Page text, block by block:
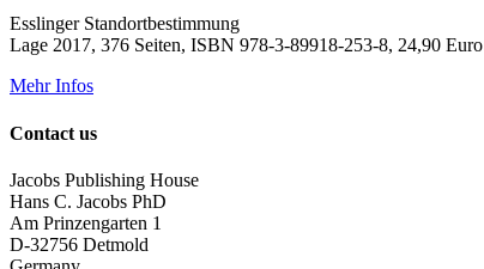
Esslinger Standortbestimmung
Lage 2017, 376 Seiten, ISBN 978-3-89918-253-8, 24,90 Euro
Mehr Infos
Contact us
Jacobs Publishing House
Hans C. Jacobs PhD
Am Prinzengarten 1
D-32756 Detmold